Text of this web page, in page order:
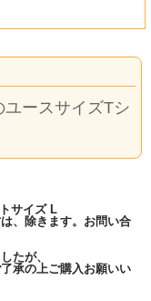
ースサイズTシ
サイズ L
除きます。お問い合
たが、
承の上ご購入お願いい